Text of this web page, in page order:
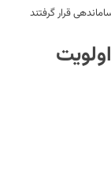
قرار گرفتند